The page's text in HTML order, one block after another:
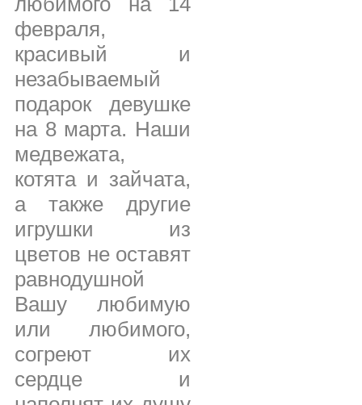
февраля,
красивый и
незабываемый
подарок девушке
на 8 марта. Наши
медвежата,
котята и зайчата,
а также другие
игрушки из
цветов не оставят
равнодушной
Вашу любимую
или любимого,
согреют их
сердце и